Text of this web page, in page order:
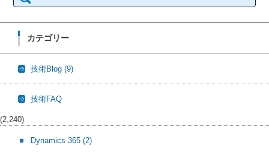
カテゴリー
技術Blog (9)
技術FAQ
(2,240)
Dynamics 365 (2)